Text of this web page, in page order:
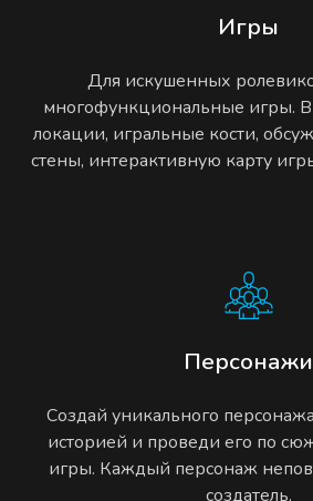
Игры
Для искушенных
многофункциональные игры.
локации, игральные кости,
стены, интерактивную карту
Персонажи
Создай уникального
историей и проведи его по
игры. Каждый персонаж
создатель.